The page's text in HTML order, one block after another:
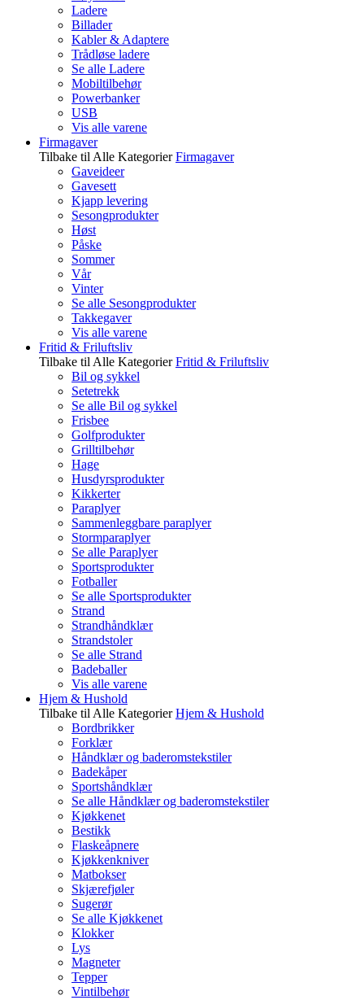
Ladere
Billader
Kabler & Adaptere
Trådløse ladere
Se alle Ladere
Mobiltilbehør
Powerbanker
USB
Vis alle varene
Firmagaver
Tilbake til Alle Kategorier Firmagaver
Gaveideer
Gavesett
Kjapp levering
Sesongprodukter
Høst
Påske
Sommer
Vår
Vinter
Se alle Sesongprodukter
Takkegaver
Vis alle varene
Fritid & Friluftsliv
Tilbake til Alle Kategorier Fritid & Friluftsliv
Bil og sykkel
Setetrekk
Se alle Bil og sykkel
Frisbee
Golfprodukter
Grilltilbehør
Hage
Husdyrsprodukter
Kikkerter
Paraplyer
Sammenleggbare paraplyer
Stormparaplyer
Se alle Paraplyer
Sportsprodukter
Fotballer
Se alle Sportsprodukter
Strand
Strandhåndklær
Strandstoler
Se alle Strand
Badeballer
Vis alle varene
Hjem & Hushold
Tilbake til Alle Kategorier Hjem & Hushold
Bordbrikker
Forklær
Håndklær og baderomstekstiler
Badekåper
Sportshåndklær
Se alle Håndklær og baderomstekstiler
Kjøkkenet
Bestikk
Flaskeåpnere
Kjøkkenkniver
Matbokser
Skjærefjøler
Sugerør
Se alle Kjøkkenet
Klokker
Lys
Magneter
Tepper
Vintilbehør